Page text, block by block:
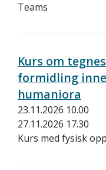
Teams
Kurs om
formidling
humaniora
23.11.2026 10.00
27.11.2026 17.30
Kurs med fysisk